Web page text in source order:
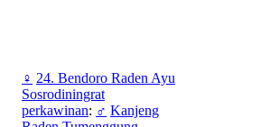
♀ 24. Bendoro Raden Ayu
Sosrodiningrat
perkawinan: ♂ Kanjeng